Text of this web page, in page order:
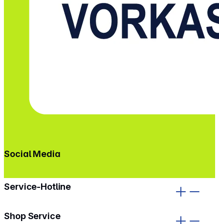
Service-Hotline
Shop Service
Social Media